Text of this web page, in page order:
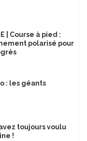
| Course à pied :
polarisé pour
: les géants
toujours voulu
!